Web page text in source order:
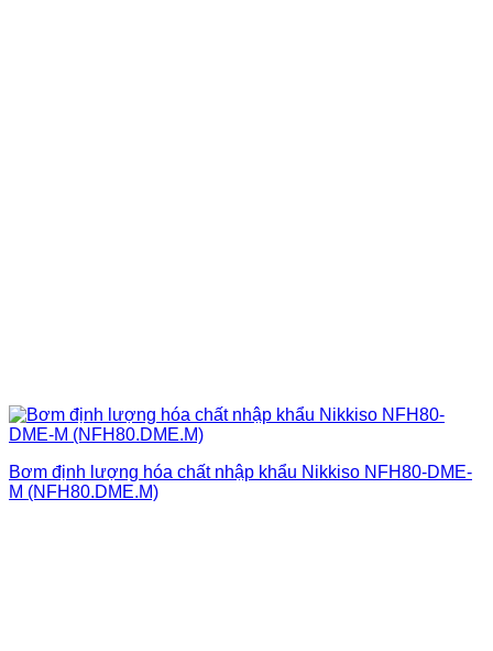
Bơm định lượng hóa chất nhập khẩu Nikkiso NFH80-DME-
M (NFH80.DME.M)